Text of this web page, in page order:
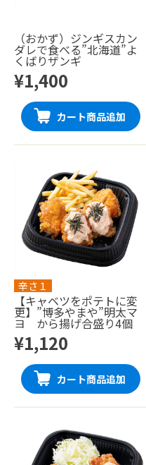
（おかず）ジンギスカン
ダレで食べる”北海道”よ
くばりザンギ
¥1,400
カート商品追加
辛さ１
【キャベツをポテトに変
更】”博多やまや”明太マ
ヨ から揚げ合盛り4個
¥1,120
カート商品追加